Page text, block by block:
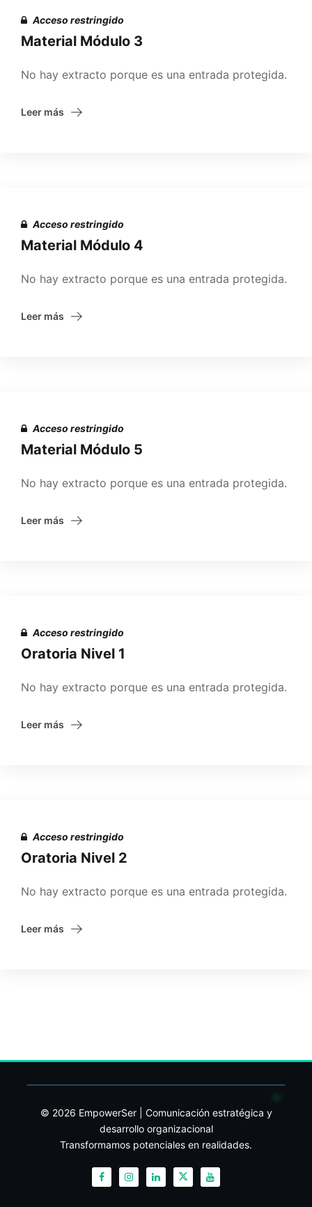
Acceso restringido
Material Módulo 3
No hay extracto porque es una entrada protegida.
Leer más
Acceso restringido
Material Módulo 4
No hay extracto porque es una entrada protegida.
Leer más
Acceso restringido
Material Módulo 5
No hay extracto porque es una entrada protegida.
Leer más
Acceso restringido
Oratoria Nivel 1
No hay extracto porque es una entrada protegida.
Leer más
Acceso restringido
Oratoria Nivel 2
No hay extracto porque es una entrada protegida.
Leer más
© 2026 EmpowerSer | Comunicación estratégica y
desarrollo organizacional
Transformamos potenciales en realidades.